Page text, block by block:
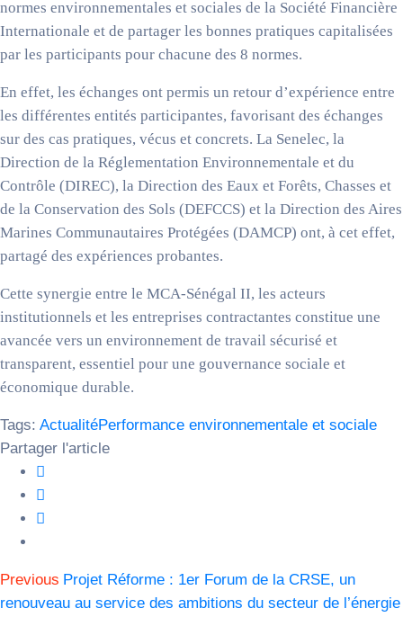
normes environnementales et sociales de la Société Financière
Internationale et de partager les bonnes pratiques capitalisées
par les participants pour chacune des 8 normes.
En effet, les échanges ont permis un retour d’expérience entre
les différentes entités participantes, favorisant des échanges
sur des cas pratiques, vécus et concrets. La Senelec, la
Direction de la Réglementation Environnementale et du
Contrôle (DIREC), la Direction des Eaux et Forêts, Chasses et
de la Conservation des Sols (DEFCCS) et la Direction des Aires
Marines Communautaires Protégées (DAMCP) ont, à cet effet,
partagé des expériences probantes.
Cette synergie entre le MCA-Sénégal II, les acteurs
institutionnels et les entreprises contractantes constitue une
avancée vers un environnement de travail sécurisé et
transparent, essentiel pour une gouvernance sociale et
économique durable.
Tags: ActualitéPerformance environnementale et sociale
Partager l'article
Previous Projet Réforme : 1er Forum de la CRSE, un
renouveau au service des ambitions du secteur de l’énergie